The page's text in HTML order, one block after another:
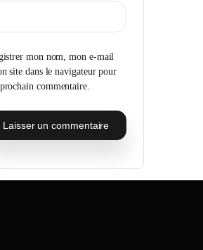
mon nom, mon e-mail
site dans le navigateur pour
commentaire.